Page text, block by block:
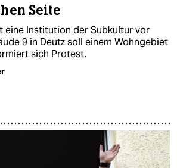
Seite
eine Institution der Subkultur vor
9 in Deutz soll einem Wohngebiet
sich Protest.